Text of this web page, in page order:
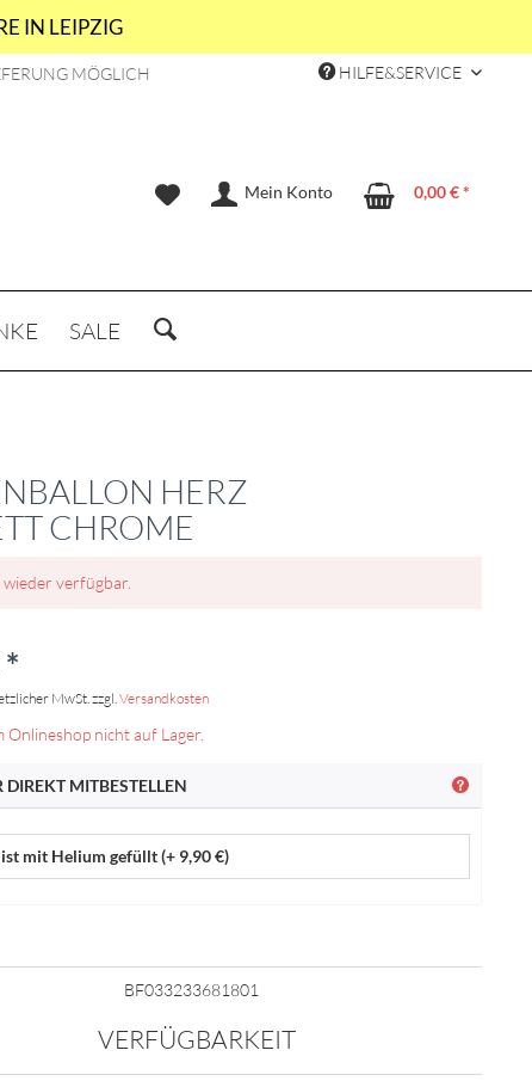
IN LEIPZIG
MÖGLICH HILFE&SERVICE
Mein Konto 0,00 € *
SALE
HERZ
CHROME
wieder verfügbar.
MwSt. zzgl.Versandkosten
Onlineshop nicht auf Lager.
DIREKT MITBESTELLEN
mit Helium gefüllt (+ 9,90 €)
BF033233681801
VERFÜGBARKEIT